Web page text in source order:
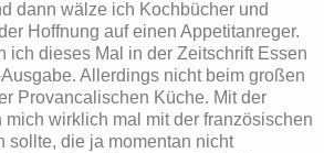
dann wälze ich Kochbücher und
Hoffnung auf einen Appetitanreger.
ich dieses Mal in der Zeitschrift Essen
Allerdings nicht beim großen
Provancalischen Küche. Mit der
mich wirklich mal mit der französischen
sollte, die ja momentan nicht